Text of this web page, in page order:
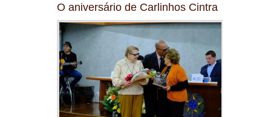
O aniversário de Carlinhos Cintra